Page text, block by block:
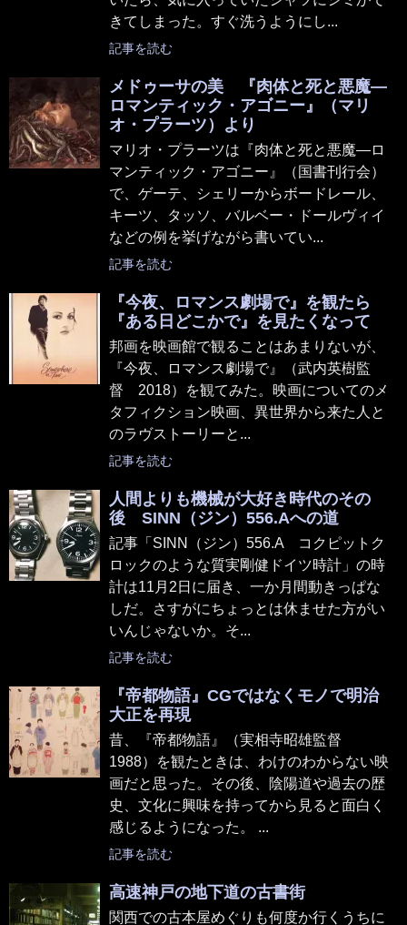
きてしまった。すぐ洗うようにし...
記事を読む
メドゥーサの美 『肉体と死と悪魔―
ロマンティック・アゴニー』（マリ
オ・プラーツ）より
マリオ・プラーツは『肉体と死と悪魔―ロ
マンティック・アゴニー』（国書刊行会）
で、ゲーテ、シェリーからボードレール、
キーツ、タッソ、バルベー・ドールヴィイ
などの例を挙げながら書いてい...
記事を読む
『今夜、ロマンス劇場で』を観たら
『ある日どこかで』を見たくなって
邦画を映画館で観ることはあまりないが、
『今夜、ロマンス劇場で』（武内英樹監
督 2018）を観てみた。映画についてのメ
タフィクション映画、異世界から来た人と
のラヴストーリーと...
記事を読む
人間よりも機械が大好き時代のその
後 SINN（ジン）556.Aへの道
記事「SINN（ジン）556.A コクピットク
ロックのような質実剛健ドイツ時計」の時
計は11月2日に届き、一か月間動きっぱな
しだ。さすがにちょっとは休ませた方がい
いんじゃないか。そ...
記事を読む
『帝都物語』CGではなくモノで明治
大正を再現
昔、『帝都物語』（実相寺昭雄監督
1988）を観たときは、わけのわからない映
画だと思った。その後、陰陽道や過去の歴
史、文化に興味を持ってから見ると面白く
感じるようになった。 ...
記事を読む
高速神戸の地下道の古書街
関西での古本屋めぐりも何度か行くうちに